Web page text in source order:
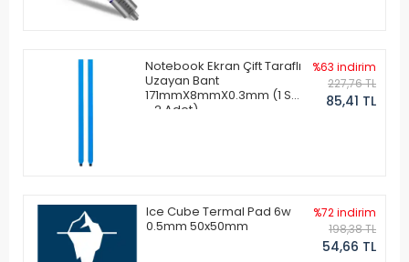
Notebook Ekran Çift Taraflı
Uzayan Bant
171mmX8mmX0.3mm (1 Set
- 2 Adet)
%63 indirim
227,76 TL
85,41 TL
Ice Cube Termal Pad 6w
0.5mm 50x50mm
%72 indirim
198,38 TL
54,66 TL